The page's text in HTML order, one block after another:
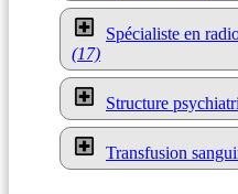
Spécialiste en
(17)
Structure
Transfusion